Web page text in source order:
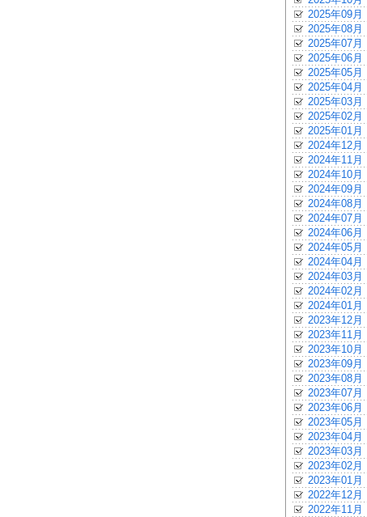
2025年09月
2025年08月
2025年07月
2025年06月
2025年05月
2025年04月
2025年03月
2025年02月
2025年01月
2024年12月
2024年11月
2024年10月
2024年09月
2024年08月
2024年07月
2024年06月
2024年05月
2024年04月
2024年03月
2024年02月
2024年01月
2023年12月
2023年11月
2023年10月
2023年09月
2023年08月
2023年07月
2023年06月
2023年05月
2023年04月
2023年03月
2023年02月
2023年01月
2022年12月
2022年11月